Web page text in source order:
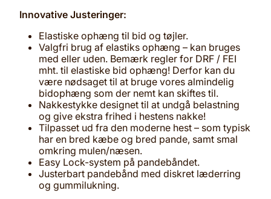
Innovative Justeringer:
Elastiske ophæng til bid og tøjler.
Valgfri brug af elastiks ophæng – kan bruges
med eller uden. Bemærk regler for DRF / FEI
mht. til elastiske bid ophæng! Derfor kan du
være nødsaget til at bruge vores almindelig
bidophæng som der nemt kan skiftes til.
Nakkestykke designet til at undgå belastning
og give ekstra frihed i hestens nakke!
Tilpasset ud fra den moderne hest – som typisk
har en bred kæbe og bred pande, samt smal
omkring mulen/næsen.
Easy Lock-system på pandebåndet.
Justerbart pandebånd med diskret læderring
og gummilukning.